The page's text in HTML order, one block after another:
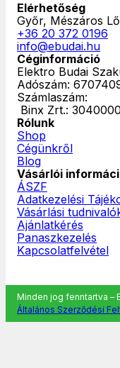
Elérhetőség
Győr, Mészáros
+36 20 372 0196
info@ebudai.hu
Céginformáció
Elektro Budai
Adószám:
Számlaszám:
Binx Zrt.:
Rólunk
Shop
Cégünkről
Blog
Vásárlói
ÁSZF
Adatkezelési
Vásárlási
Ajánlatkérés
Panaszkezelés
Kapcsolatfelvétel
Minden jog fenntartva –
Általános Szerződési